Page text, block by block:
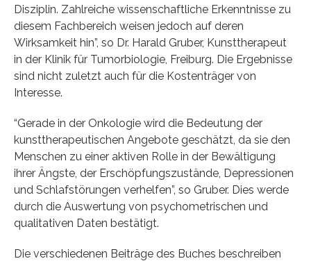
Disziplin. Zahlreiche wissenschaftliche Erkenntnisse zu
diesem Fachbereich weisen jedoch auf deren
Wirksamkeit hin”, so Dr. Harald Gruber, Kunsttherapeut
in der Klinik für Tumorbiologie, Freiburg. Die Ergebnisse
sind nicht zuletzt auch für die Kostenträger von
Interesse.
“Gerade in der Onkologie wird die Bedeutung der
kunsttherapeutischen Angebote geschätzt, da sie den
Menschen zu einer aktiven Rolle in der Bewältigung
ihrer Ängste, der Erschöpfungszustände, Depressionen
und Schlafstörungen verhelfen”, so Gruber. Dies werde
durch die Auswertung von psychometrischen und
qualitativen Daten bestätigt.
Die verschiedenen Beiträge des Buches beschreiben